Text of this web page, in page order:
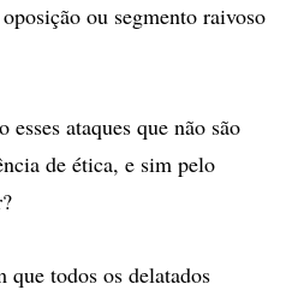
ou segmento raivoso
ataques que não são
de ética, e sim pelo
todos os delatados